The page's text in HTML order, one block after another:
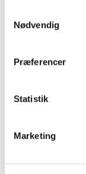
Nødvendig
Præferencer
Statistik
Marketing